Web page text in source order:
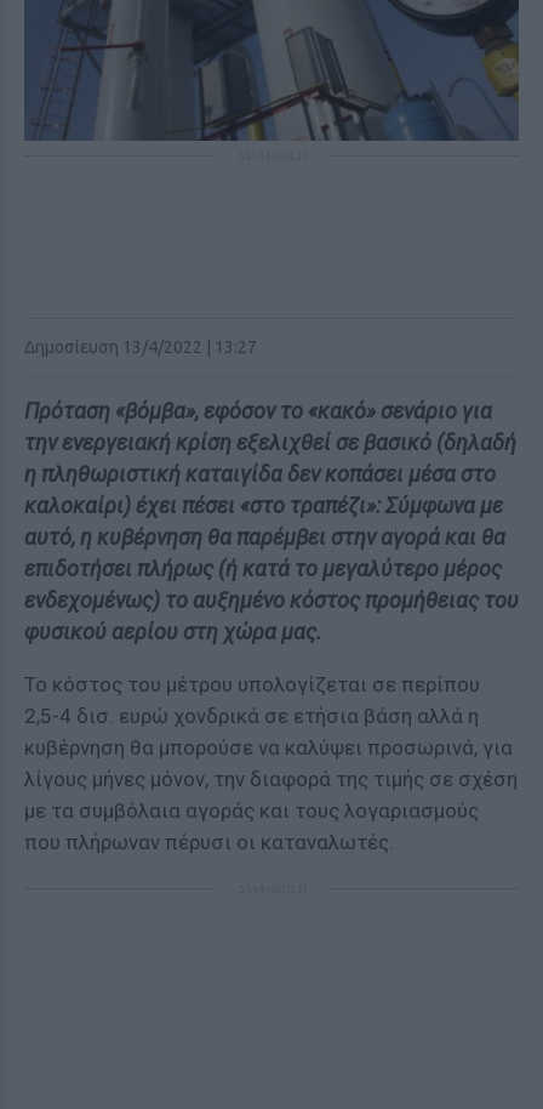
Δημοσίευση 13/4/2022 | 13:27
Πρόταση «βόμβα», εφόσον το «κακό» σενάριο για
την ενεργειακή κρίση εξελιχθεί σε βασικό (δηλαδή
η πληθωριστική καταιγίδα δεν κοπάσει μέσα στο
καλοκαίρι) έχει πέσει «στο τραπέζι»: Σύμφωνα με
αυτό, η κυβέρνηση θα παρέμβει στην αγορά και θα
επιδοτήσει πλήρως (ή κατά το μεγαλύτερο μέρος
ενδεχομένως) το αυξημένο κόστος προμήθειας του
φυσικού αερίου στη χώρα μας.
Το κόστος του μέτρου υπολογίζεται σε περίπου
2,5-4 δισ. ευρώ χονδρικά σε ετήσια βάση αλλά η
κυβέρνηση θα μπορούσε να καλύψει προσωρινά, για
λίγους μήνες μόνον, την διαφορά της τιμής σε σχέση
με τα συμβόλαια αγοράς και τους λογαριασμούς
που πλήρωναν πέρυσι οι καταναλωτές.